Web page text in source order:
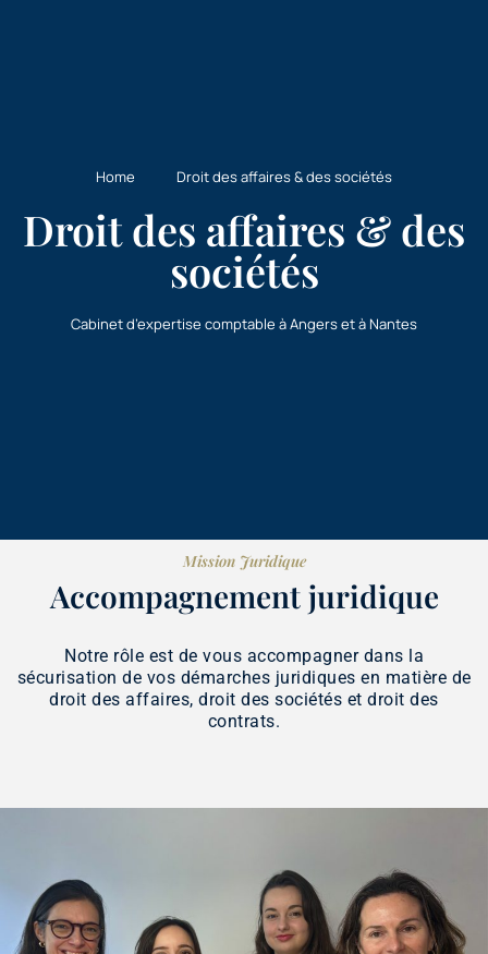
Home Droit des affaires & des sociétés
Droit des affaires & des
sociétés
Cabinet d’expertise comptable à Angers et à Nantes
Mission Juridique
Accompagnement juridique
Notre rôle est de vous accompagner dans la
sécurisation de vos démarches juridiques en matière de
droit des affaires, droit des sociétés et droit des
contrats.